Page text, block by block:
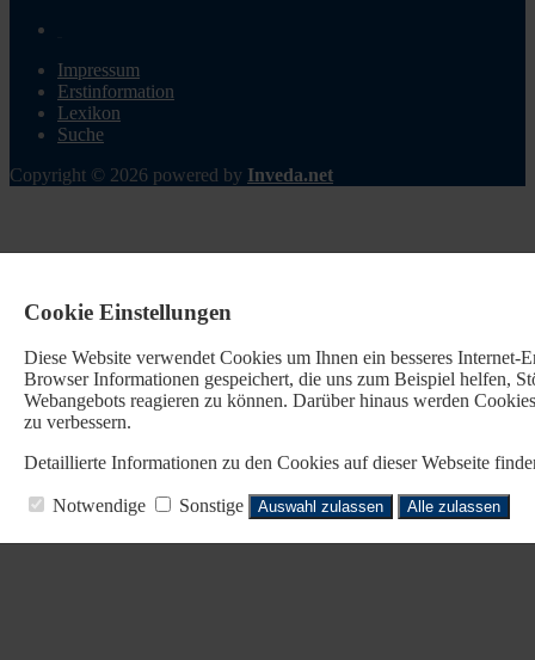
Impressum
Erstinformation
Lexikon
Suche
Copyright © 2026 powered by Inveda.net
Cookie Einstellungen
Diese Website verwendet Cookies um Ihnen ein besseres
Browser Informationen gespeichert, die uns zum Beispiel helfen,
Webangebots reagieren zu können. Darüber hinaus werden
zu verbessern.
Detaillierte Informationen zu den Cookies auf dieser Webseite
Notwendige Sonstige Auswahl zulassen Alle zulassen